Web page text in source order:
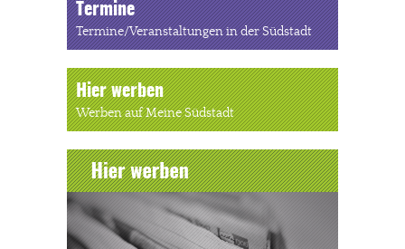
Termine
Termine/Veranstaltungen in der Südstadt
Hier werben
Werben auf Meine Südstadt